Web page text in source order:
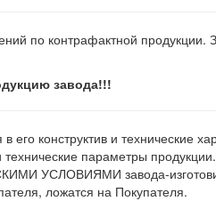
по контрафактной
завода!!!
его конструктив и технические
параметры продукции.
УСЛОВИЯМИ завода-
ложатся на Покупателя.